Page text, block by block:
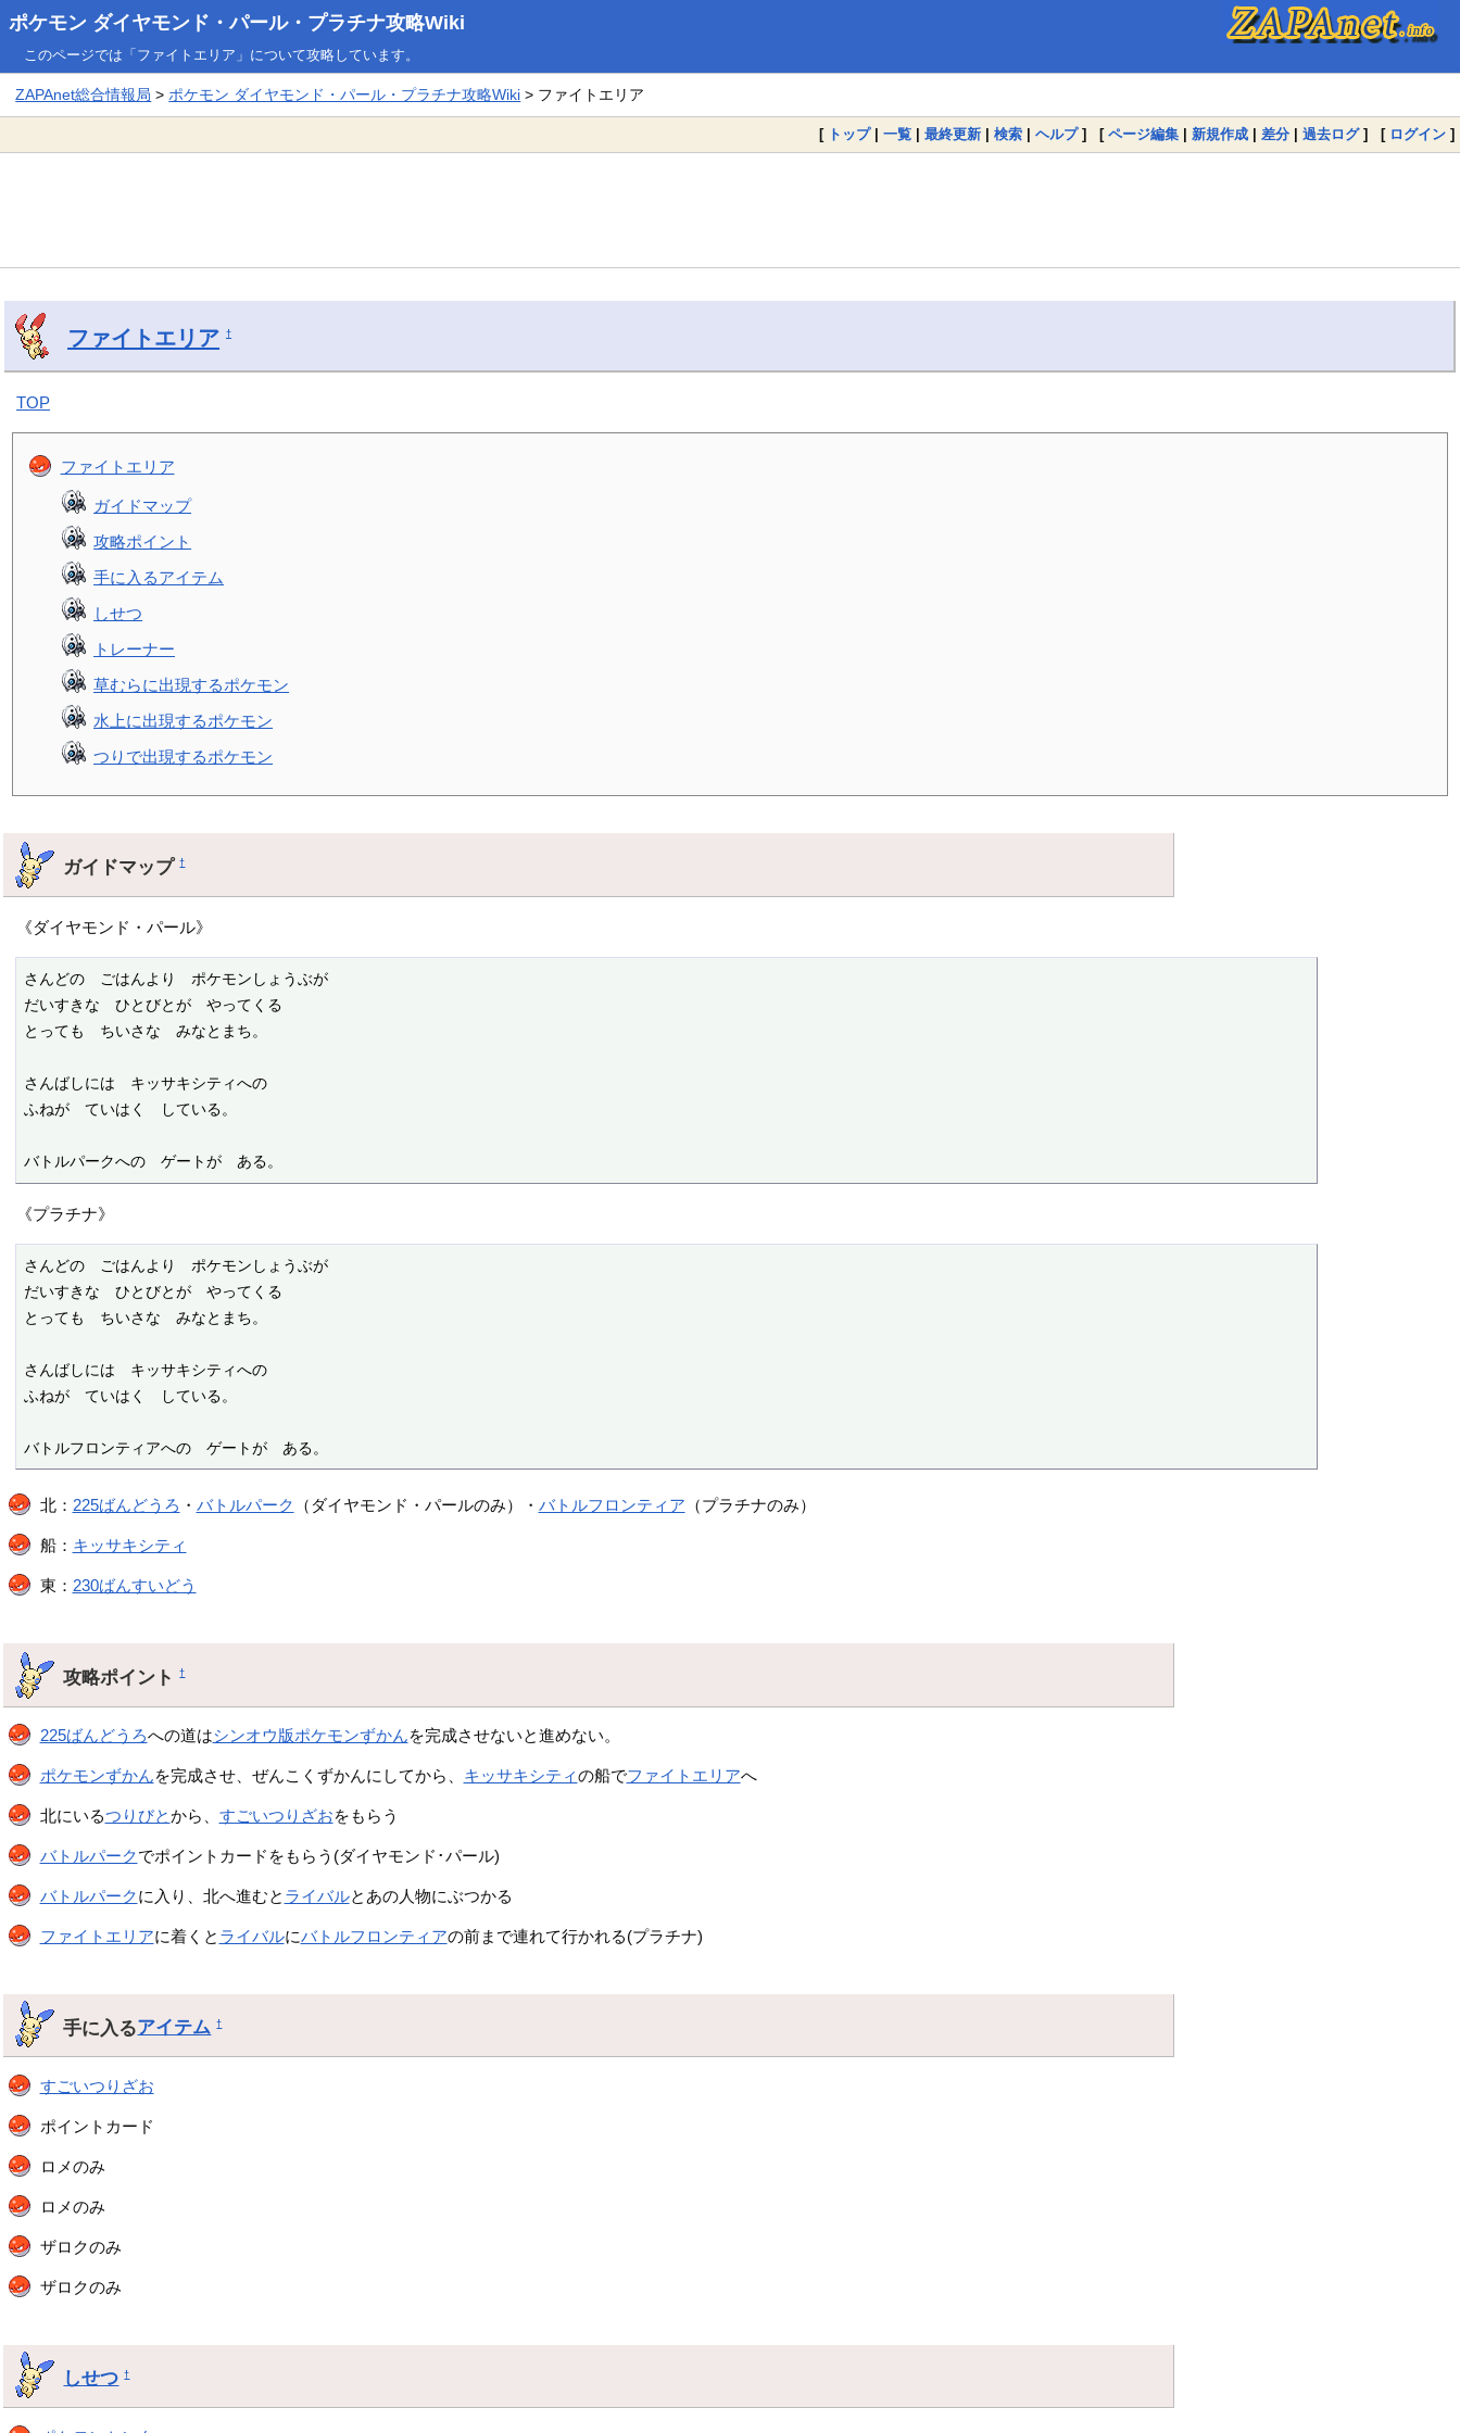
ポケモン ダイヤモンド・パール・プラチナ攻略Wiki
このページでは「ファイトエリア」について攻略しています。
ZAPAnet総合情報局 >ポケモン ダイヤモンド・パール・プラチナ攻略Wiki > ファイトエリア
[ トップ| 一覧 | 最終更新 | 検索 | ヘルプ] [ ページ編集 | 新規作成 | 差分 | 過去ログ] [ ログイン ]
ファイトエリア †
TOP
ファイトエリア
ガイドマップ
攻略ポイント
手に入るアイテム
しせつ
トレーナー
草むらに出現するポケモン
水上に出現するポケモン
つりで出現するポケモン
ガイドマップ†
《ダイヤモンド・パール》
さんどの　ごはんより　ポケモンしょうぶが
だいすきな　ひとびとが　やってくる
とっても　ちいさな　みなとまち。
さんばしには　キッサキシティへの
ふねが　ていはく　している。
バトルパークへの　ゲートが　ある。
《プラチナ》
さんどの　ごはんより　ポケモンしょうぶが
だいすきな　ひとびとが　やってくる
とっても　ちいさな　みなとまち。
さんばしには　キッサキシティへの
ふねが　ていはく　している。
バトルフロンティアへの　ゲートが　ある。
北： 225ばんどうろ ・ バトルパーク （ダイヤモンド・パールのみ）・ バトルフロンティア （プラチナのみ）
船： キッサキシティ
東： 230ばんすいどう
攻略ポイント†
225ばんどうろへの道はシンオウ版ポケモンずかんを完成させないと進めない。
ポケモンずかんを完成させ、ぜんこくずかんにしてから、 キッサキシティの船でファイトエリアへ
北にいるつりびとから、 すごいつりざおをもらう
バトルパークでポイントカードをもらう(ダイヤモンド･パール)
バトルパークに入り、北へ進むと ライバルとあの人物にぶつかる
ファイトエリアに着くと ライバルにバトルフロンティアの前まで連れて行かれる(プラチナ)
手に入るアイテム †
すごいつりざお
ポイントカード
ロメのみ
ロメのみ
ザロクのみ
ザロクのみ
しせつ †